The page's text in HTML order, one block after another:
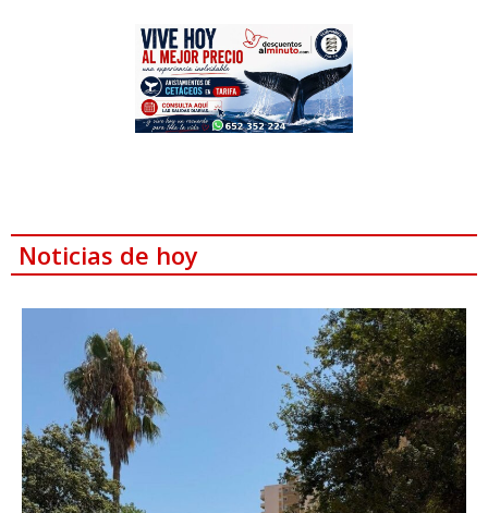
Noticias de hoy